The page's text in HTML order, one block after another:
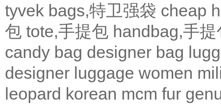
tyvek bags,特卫强袋 cheap
包 tote,手提包 handbag,手提
candy bag designer bag
designer luggage women
leopard korean mcm fur